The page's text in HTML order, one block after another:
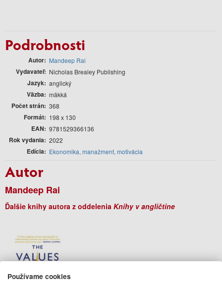
Podrobnosti
Autor Mandeep Rai
Vydavateľ Nicholas Brealey Publishing
Jazyk anglický
Väzba mäkká
Počet strán 368
Formát 198 x 130
EAN 9781529366136
Rok vydania 2022
Edícia Ekonomika, manažment, motivácia
Autor
Mandeep Rai
Ďalšie knihy autora z oddelenia Knihy v angličtine
Používame cookies